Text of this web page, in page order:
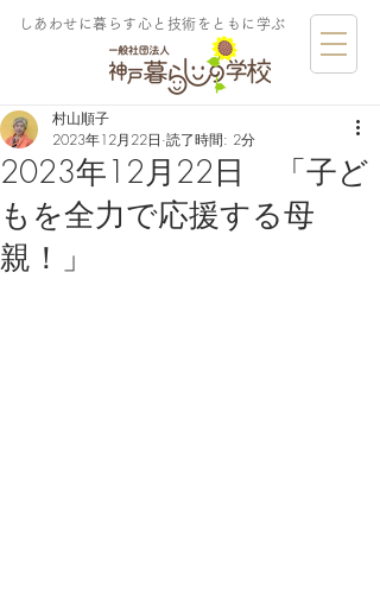
しあわせに暮らす​心と技術をともに学ぶ
2023年12月22日 「子ど
もを全力で応援する母
親！」
村山順子
2023年12月22日 読了時間: 2分